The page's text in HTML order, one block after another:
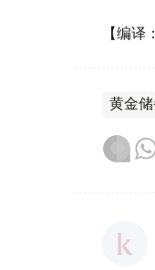
【编译
黄金